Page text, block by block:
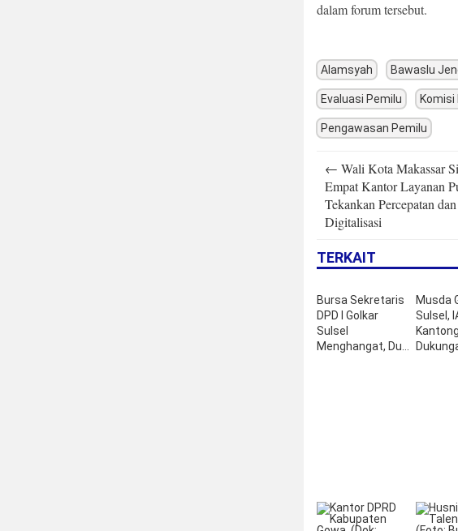
dalam forum tersebut.
Alamsyah Bawaslu
Evaluasi Pemilu Komisi
Pengawasan Pemilu
navigation
← Wali Kota Makassar
Empat Kantor Layanan
Tekankan Percepatan dan
Digitalisasi
TERKAIT
Bursa Sekretaris
DPD I Golkar
Sulsel
Menghangat, Dua
Musda
Sulsel,